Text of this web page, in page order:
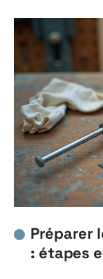
Préparer
: étapes